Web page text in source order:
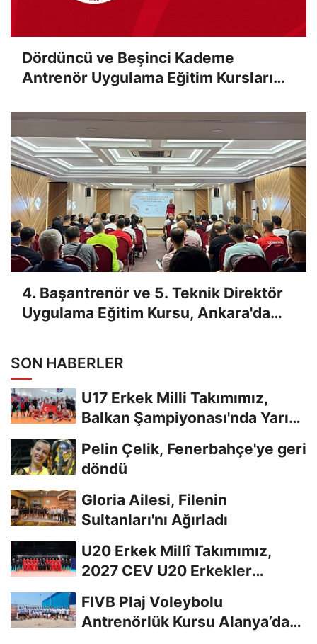
Dördüncü ve Beşinci Kademe
Antrenör Uygulama Eğitim Kursları
4. Başantrenör ve 5. Teknik Direktör
Uygulama Eğitim Kursu, Ankara'da
SON HABERLER
U17 Erkek Milli Takımımız,
Balkan Şampiyonası'nda Yarı
Pelin Çelik, Fenerbahçe'ye geri
döndü
Gloria Ailesi, Filenin
Sultanları'nı Ağırladı
U20 Erkek Millî Takımımız,
2027 CEV U20 Erkekler
FIVB Plaj Voleybolu
Antrenörlük Kursu Alanya’da